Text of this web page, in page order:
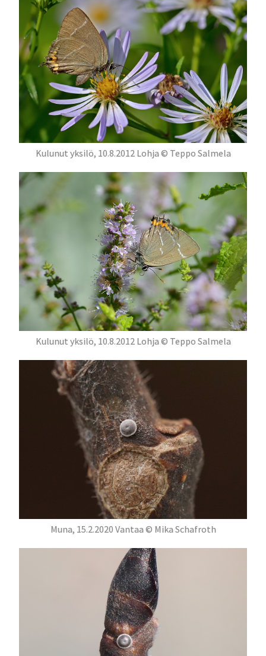
Kulunut yksilö, 10.8.2012 Lohja © Teppo Salmela
Kulunut yksilö, 10.8.2012 Lohja © Teppo Salmela
Muna, 15.2.2020 Vantaa © Mika Schafroth